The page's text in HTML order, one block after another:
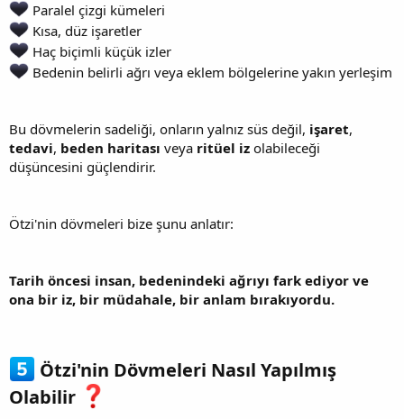
Paralel çizgi kümeleri
Kısa, düz işaretler
Haç biçimli küçük izler
Bedenin belirli ağrı veya eklem bölgelerine yakın yerleşim
Bu dövmelerin sadeliği, onların yalnız süs değil, işaret,
tedavi, beden haritası veya ritüel iz olabileceği
düşüncesini güçlendirir.
Ötzi'nin dövmeleri bize şunu anlatır:
Tarih öncesi insan, bedenindeki ağrıyı fark ediyor ve
ona bir iz, bir müdahale, bir anlam bırakıyordu.
Ötzi'nin Dövmeleri Nasıl Yapılmış
Olabilir